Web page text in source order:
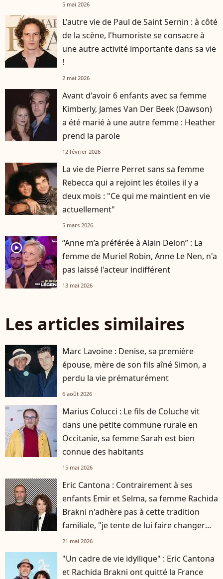
5 mai 2026
L'autre vie de Paul de Saint Sernin : à côté
de la scène, l'humoriste se consacre à
une autre activité importante dans sa vie
!
2 mai 2026
Avant d'avoir 6 enfants avec sa femme
Kimberly, James Van Der Beek (Dawson)
a été marié à une autre femme : Heather
prend la parole
12 février 2026
La vie de Pierre Perret sans sa femme
Rebecca qui a rejoint les étoiles il y a
deux mois : "Ce qui me maintient en vie
actuellement"
5 mars 2026
player2
“Anne m’a préférée à Alain Delon” : La
femme de Muriel Robin, Anne Le Nen, n'a
pas laissé l'acteur indifférent
13 mai 2026
Les articles similaires
Marc Lavoine : Denise, sa première
épouse, mère de son fils aîné Simon, a
perdu la vie prématurément
6 août 2026
Marius Colucci : Le fils de Coluche vit
dans une petite commune rurale en
Occitanie, sa femme Sarah est bien
connue des habitants
15 mai 2026
Eric Cantona : Contrairement à ses
enfants Emir et Selma, sa femme Rachida
Brakni n'adhère pas à cette tradition
familiale, "je tente de lui faire changer
d'avis"
21 mai 2026
"Un cadre de vie idyllique" : Eric Cantona
et Rachida Brakni ont quitté la France